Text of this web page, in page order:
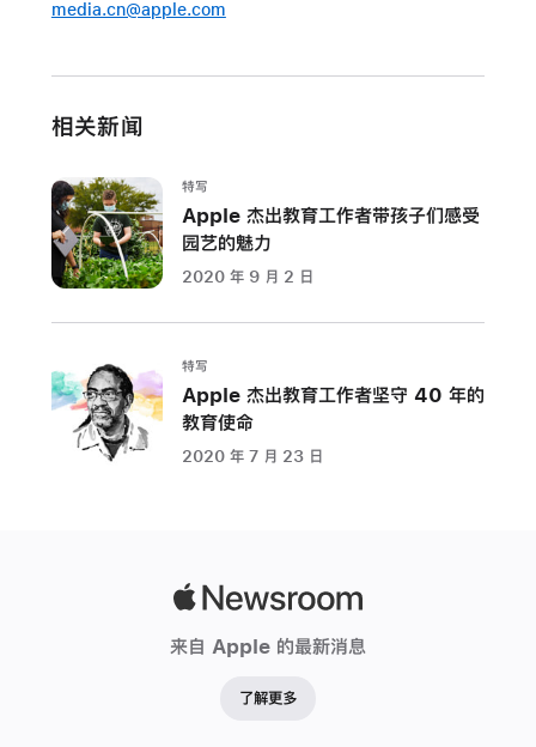
media.cn@apple.com
相关新闻
特写
Apple 杰出教育工作者带孩子们感受
园艺的魅力
2020 年 9 月 2 日
特写
Apple 杰出教育工作者坚守 40 年的
教育使命
2020 年 7 月 23 日
来自 Apple 的最新消息
了解更多